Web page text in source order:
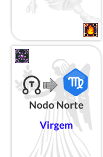
Nodo Norte
Virgem